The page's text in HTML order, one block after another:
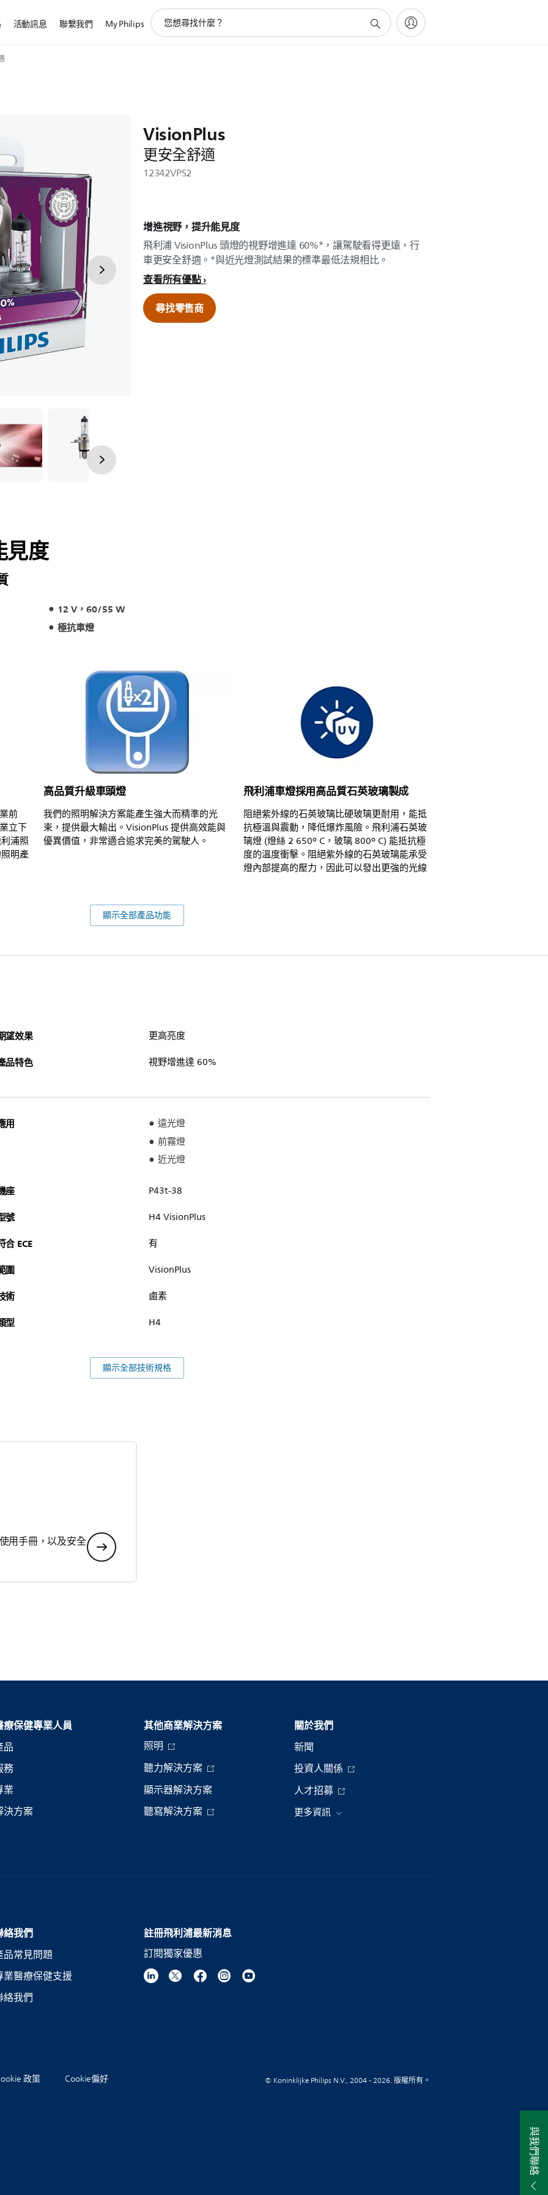
活動訊息 聯繫我們 My Philips
VisionPlus
更安全舒適
12342VPS2
增進視野，提升能見度
飛利浦 VisionPlus 頭燈的視野增進達 60%*，讓駕駛看得更遠，行
車更安全舒適。*與近光燈測試結果的標準最低法規相比。
查看所有優點
尋找零售商
度
12 V，60/55 W
極抗車燈
前
立下
浦照
明產
高品質升級車頭燈
我們的照明解決方案能產生強大而精準的光
束，提供最大輸出。VisionPlus 提供高效能與
優異價值，非常適合追求完美的駕駛人。
飛利浦車燈採用高品質石英玻璃製成
阻絕紫外線的石英玻璃比硬玻璃更耐用，能抵
抗極溫與震動，降低爆炸風險。飛利浦石英玻
璃燈 (燈絲 2 650º C，玻璃 800º C) 能抵抗極
度的溫度衝擊。阻絕紫外線的石英玻璃能承受
燈內部提高的壓力，因此可以發出更強的光線
顯示全部產品功能
望效果 更高亮度
品特色 視野增進達 60%
用
遠光燈
前霧燈
近光燈
座 P43t-38
號 H4 VisionPlus
合 ECE 有
圍 VisionPlus
術 鹵素
型 H4
顯示全部技術規格
用手冊，以及安全
療保健專業人員
品
務
業
決方案
其他商業解決方案
照明
聽力解決方案
顯示器解決方案
聽寫解決方案
關於我們
新聞
投資人關係
人才招募
更多資訊
絡我們
品常見問題
業醫療保健支援
絡我們
註冊飛利浦最新消息
訂閱獨家優惠
政策 Cookie偏好 © Koninklijke Philips N.V., 2004 - 2026. 版權所有。
與我們聯絡